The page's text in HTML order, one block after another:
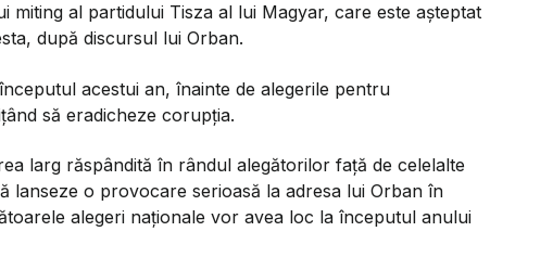
miting al partidului Tisza al lui Magyar, care este așteptat
după discursul lui Orban.
acestui an, înainte de alegerile pentru
să eradicheze corupția.
larg răspândită în rândul alegătorilor față de celelalte
lanseze o provocare serioasă la adresa lui Orban în
alegeri naționale vor avea loc la începutul anului